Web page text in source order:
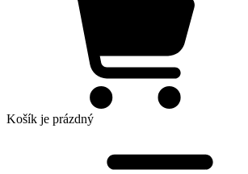
Košík je prázdný